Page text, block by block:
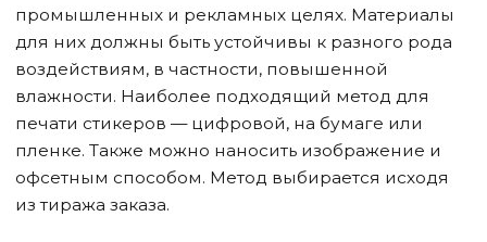
промышленных и рекламных целях. Материалы
для них должны быть устойчивы к разного рода
воздействиям, в частности, повышенной
влажности. Наиболее подходящий метод для
печати стикеров — цифровой, на бумаге или
пленке. Также можно наносить изображение и
офсетным способом. Метод выбирается исходя
из тиража заказа.